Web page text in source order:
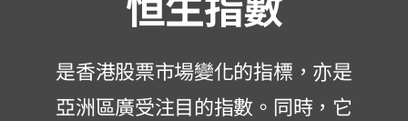
是香港股票市場變化的指標，亦是
亞洲區廣受注目的指數。同時，它